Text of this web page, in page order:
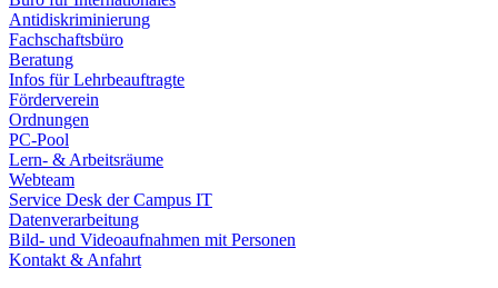
Antidiskriminierung
Fachschaftsbüro
Beratung
Infos für Lehrbeauftragte
Förderverein
Ordnungen
PC-Pool
Lern- & Arbeitsräume
Webteam
Service Desk der Campus IT
Datenverarbeitung
Bild- und Videoaufnahmen mit Personen
Kontakt & Anfahrt